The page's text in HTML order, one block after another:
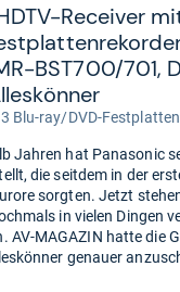
Receiver
BST700/701,
Blu-ray/DVD-
Jahren hat Panasonic
die seitdem in der
sorgten. Jetzt
in vielen Dingen
AV-MAGAZIN hatte die
genauer